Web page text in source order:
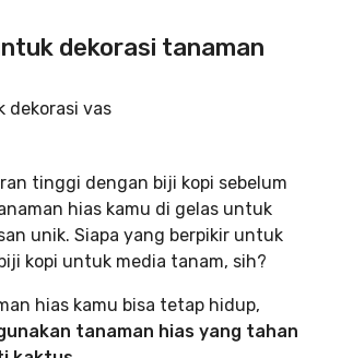
dekorasi tanaman
tinggi dengan biji kopi sebelum
hias kamu di gelas untuk
unik. Siapa yang berpikir untuk
kopi untuk media tanam, sih?
hias kamu bisa tetap hidup,
tanaman hias yang tahan